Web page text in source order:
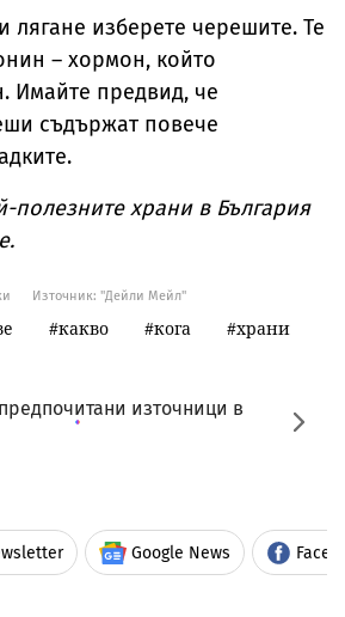
лягане изберете черешите. Те
– хормон, който
Имайте предвид, че
съдържат повече
полезните храни в България
Източник: "Дейли Мейл"
какво кога храни
източници в
Google News